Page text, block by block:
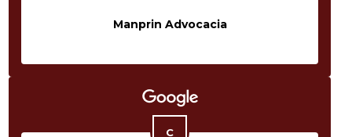
Manprin Advocacia